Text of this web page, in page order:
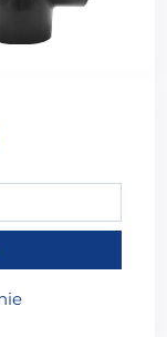
europejski